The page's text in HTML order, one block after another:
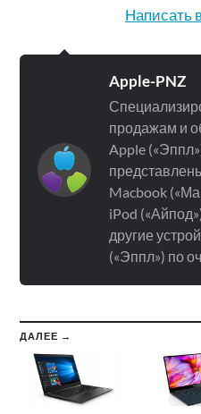
Написать
Apple-PNZ
продажам и
Apple
Macbook
iPod
другие
(«Эппл») по
ДАЛЕЕ →